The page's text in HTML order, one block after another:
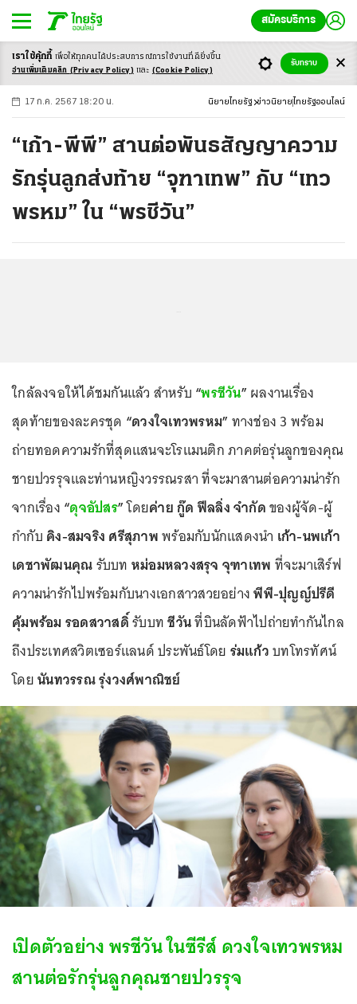
สมัครบริการ
-ก ก ก+
17 ก.ค. 2567 18:20 น. นิยายไทยรัฐ ข่าวนิยาย ไทยรัฐออนไลน์
“เก้า-พีพี” สานต่อพันธสัญญาความ
รักรุ่นลูกส่งท้าย “จุฑาเทพ” กับ “เทว
พรหม” ใน “พรชีวัน”
ใกล้ลงจอให้ได้ชมกันแล้ว สำหรับ “พรชีวัน” ผลงานเรื่อง
สุดท้ายของละครชุด “ดวงใจเทวพรหม” ทางช่อง 3 พร้อม
ถ่ายทอดความรักที่สุดแสนจะโรแมนติก ภาคต่อรุ่นลูกของคุณ
ชายปวรรุจและท่านหญิงวรรณรสา ที่จะมาสานต่อความน่ารัก
จากเรื่อง “ดุจอัปสร”โดยค่าย กู๊ด ฟีลลิ่ง จำกัดของผู้จัด-ผู้
กำกับ คิง-สมจริง ศรีสุภาพพร้อมกับนักแสดงนำ เก้า-นพเก้า
เดชาพัฒนคุณรับบท หม่อมหลวงสรุจ จุฑาเทพ ที่จะมาเสิร์ฟ
ความน่ารักไปพร้อมกับนางเอกสาวสวยอย่างพีพี-ปุญญ์ปรีดี
คุ้มพร้อม รอดสวาสดิ์รับบทชีวันที่บินลัดฟ้าไปถ่ายทำกันไกล
ถึงประเทศสวิตเซอร์แลนด์ ประพันธ์โดย ร่มแก้วบทโทรทัศน์
โดยนันทวรรณ รุ่งวงศ์พาณิชย์
เปิดตัวอย่าง พรชีวัน ในซีรีส์ ดวงใจเทวพรหม
สานต่อรักรุ่นลูกคุณชายปวรรุจ
เราใช้คุ้กกี้ เพื่อให้ทุกคนได้ประสบการณ์การใช้งานที่ดียิ่งขึ้น
อ่านเพิ่มเติมคลิก (Privacy Policy) และ (Cookie Policy)
รับทราบ